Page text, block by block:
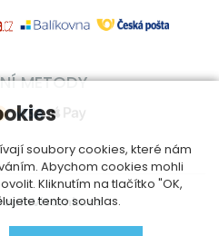
METODY
soubory cookies, které nám
Abychom cookies mohli
Kliknutím na tlačítko "OK,
tento souhlas.